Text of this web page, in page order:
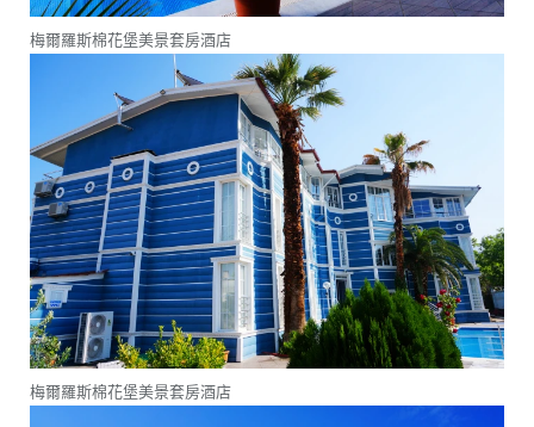
梅爾羅斯棉花堡美景套房酒店
梅爾羅斯棉花堡美景套房酒店